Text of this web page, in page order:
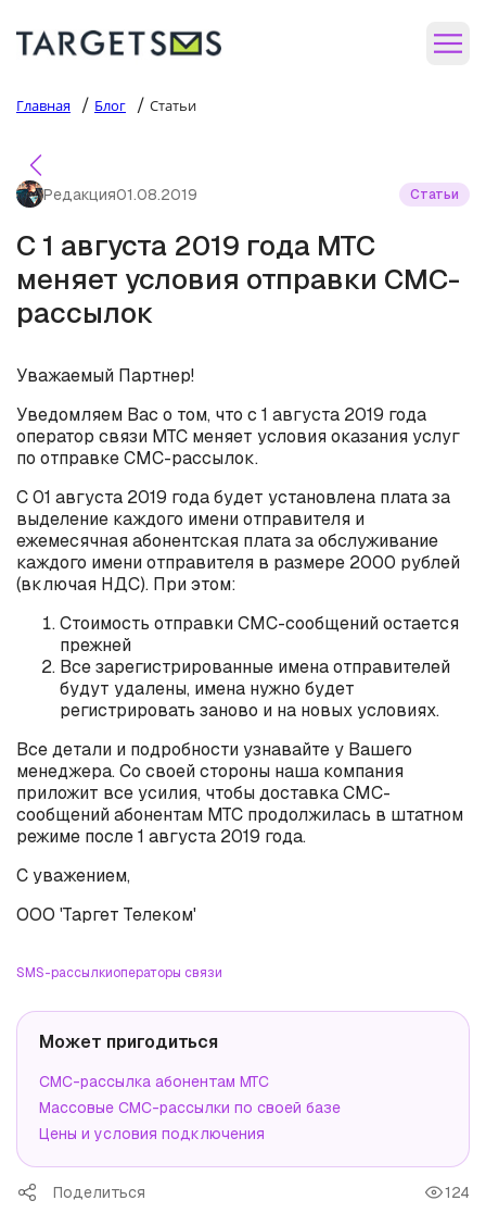
Главная / Блог / Статьи
Редакция01.08.2019 Статьи
C 1 августа 2019 года МТС
меняет условия отправки СМС-
рассылок
Уважаемый Партнер!
Уведомляем Вас о том, что с 1 августа 2019 года
оператор связи МТС меняет условия оказания услуг
по отправке СМС-рассылок.
С 01 августа 2019 года будет установлена плата за
выделение каждого имени отправителя и
ежемесячная абонентская плата за обслуживание
каждого имени отправителя в размере 2000 рублей
(включая НДС). При этом:
Стоимость отправки СМС-сообщений остается
прежней
Все зарегистрированные имена отправителей
будут удалены, имена нужно будет
регистрировать заново и на новых условиях.
Все детали и подробности узнавайте у Вашего
менеджера. Со своей стороны наша компания
приложит все усилия, чтобы доставка СМС-
сообщений абонентам МТС продолжилась в штатном
режиме после 1 августа 2019 года.
С уважением,
ООО 'Таргет Телеком'
SMS-рассылкиоператоры связи
Может пригодиться
СМС-рассылка абонентам МТС
Массовые СМС-рассылки по своей базе
Цены и условия подключения
Поделиться 124